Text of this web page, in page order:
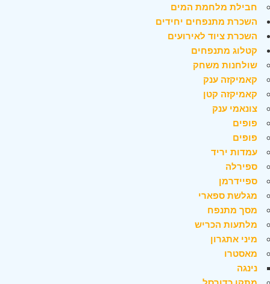
חבילת מלחמת המים
השכרת מתנפחים יחידים
השכרת ציוד לאירועים
קטלוג מתנפחים
שולחנות משחק
קאמיקזה ענק
קאמיקזה קטן
צונאמי ענק
פופים
פופים
עמדות יריד
ספירלה
ספיידרמן
מגלשת ספארי
מסך מתנפח
מלתעות הכריש
מיני אתגרון
מאסטרו
נינגה